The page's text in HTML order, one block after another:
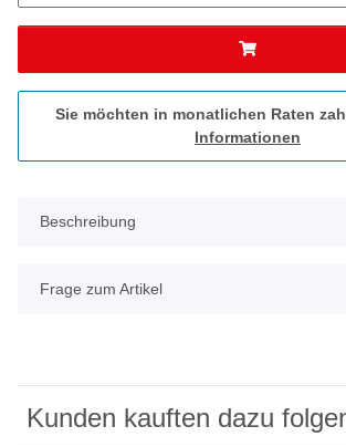
Sie möchten in monatlichen Raten
Informationen
Beschreibung
Frage zum Artikel
Kunden kauften dazu